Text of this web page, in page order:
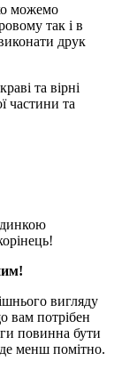
можемо
так і в
друк
та вірні
частини та
вигляду
вам потрібен
повинна бути
менш помітно.